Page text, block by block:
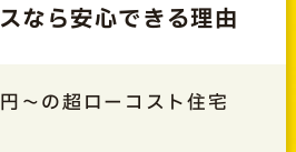
なら安心できる理由
～の超ローコスト住宅